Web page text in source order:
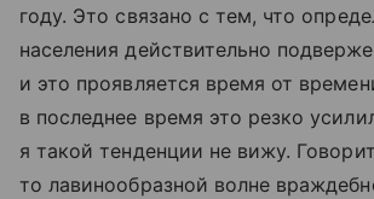
году. Это связано с тем, что
населения действительно
и это проявляется время от
в последнее время это резко
я такой тенденции не вижу.
то лавинообразной волне